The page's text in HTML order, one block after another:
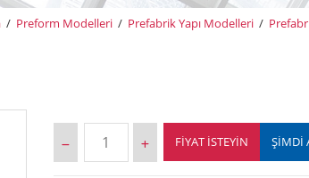
/ Preform Modelleri / Prefabrik Yapı Modelleri /
FIYAT İSTEYIN ŞİMDİ